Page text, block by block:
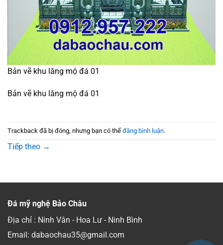
Bản vẽ khu lăng mộ đá 01
Bản vẽ khu lăng mộ đá 01
Trackback đã bị đóng, nhưng bạn có thể đăng bình luận.
Tiếp theo →
Đá mỹ nghệ Bảo Châu
Địa chỉ : Ninh Vân - Hoa Lư - Ninh Bình
Email: dabaochau35@gmail.com